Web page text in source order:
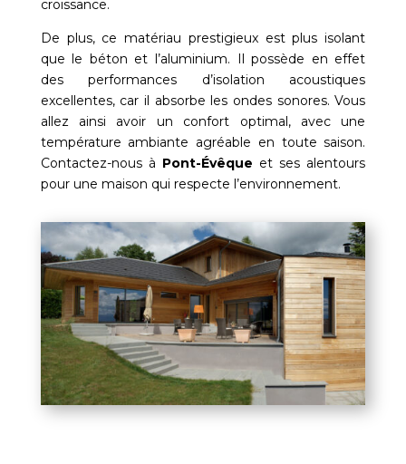
croissance.
De plus, ce matériau prestigieux est plus isolant
que le béton et l’aluminium. Il possède en effet
des performances d’isolation acoustiques
excellentes, car il absorbe les ondes sonores. Vous
allez ainsi avoir un confort optimal, avec une
température ambiante agréable en toute saison.
Contactez-nous à Pont-Évêque et ses alentours
pour une maison qui respecte l’environnement.